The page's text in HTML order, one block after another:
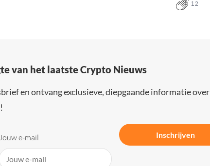
12
van het laatste Crypto Nieuws
en ontvang exclusieve, diepgaande informatie over
e-mail Inschrijven